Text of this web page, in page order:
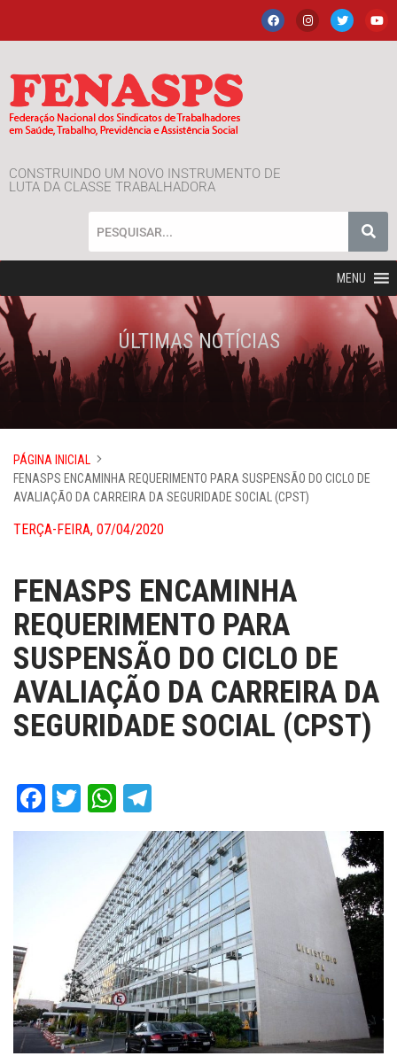
CONSTRUINDO UM NOVO INSTRUMENTO DE
LUTA DA CLASSE TRABALHADORA
MENU
ÚLTIMAS NOTÍCIAS
PÁGINA INICIAL
FENASPS ENCAMINHA REQUERIMENTO PARA SUSPENSÃO DO CICLO DE
AVALIAÇÃO DA CARREIRA DA SEGURIDADE SOCIAL (CPST)
TERÇA-FEIRA, 07/04/2020
FENASPS ENCAMINHA
REQUERIMENTO PARA
SUSPENSÃO DO CICLO DE
AVALIAÇÃO DA CARREIRA DA
SEGURIDADE SOCIAL (CPST)
Facebook
TwitterWhatsApp